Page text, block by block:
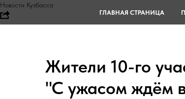
Новости Кузбасса
Жители 10-го
"С ужасом ждём
ГЛАВНАЯ СТРАНИЦА